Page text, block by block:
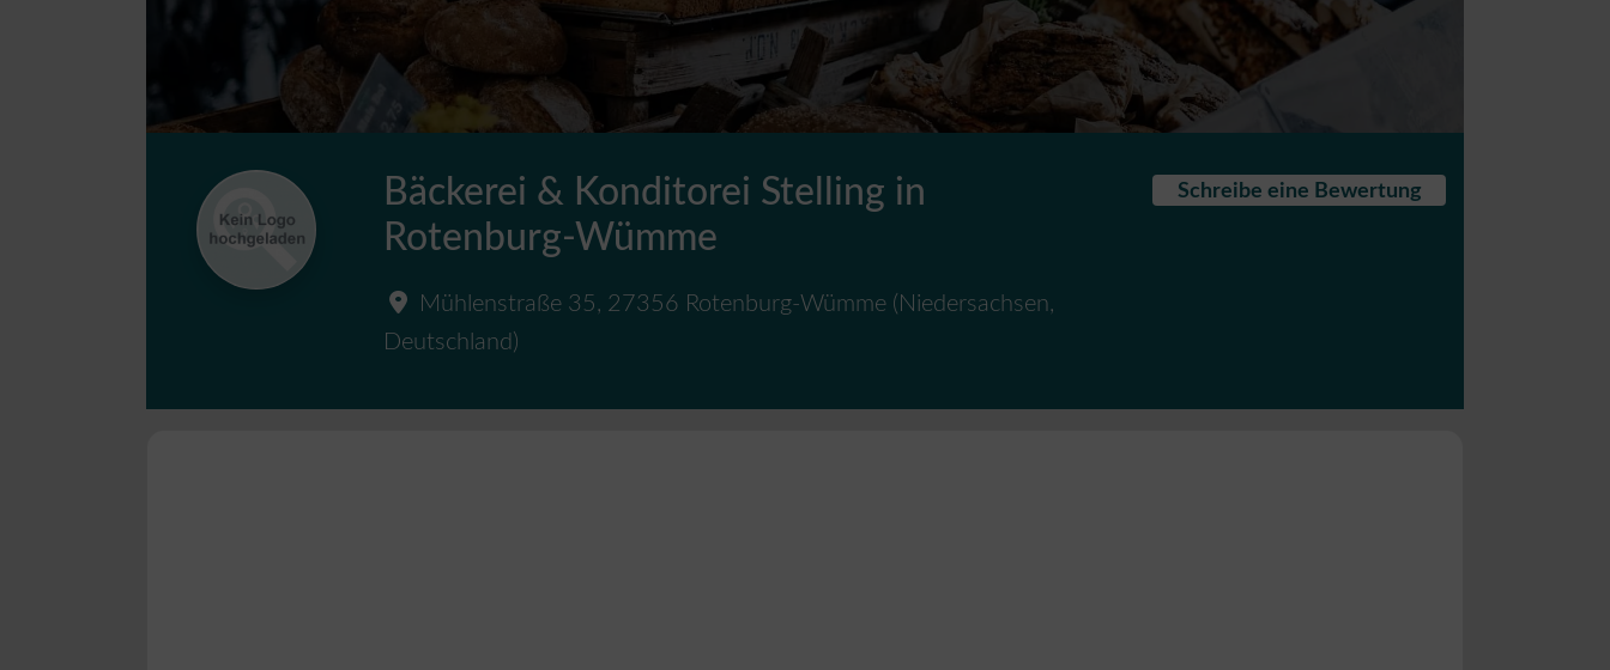
Bäckerei & Konditorei Stelling in
Rotenburg-Wümme
Mühlenstraße 35, 27356 Rotenburg-Wümme ( Niedersachsen,
Deutschland )
Schreibe eine Bewertung